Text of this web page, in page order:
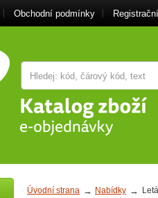
Obchodní podmínky
Úvodní strana Nabídky